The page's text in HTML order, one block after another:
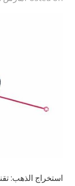
استخراج الذهب: